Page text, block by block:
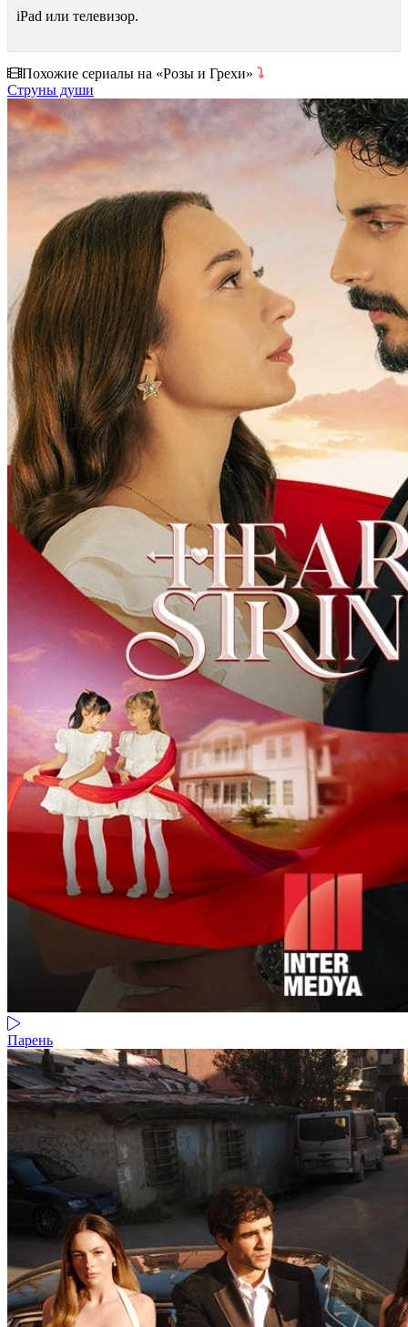
iPad или телевизор.
Похожие сериалы на «Розы и Грехи» ⤵
Струны души
Парень